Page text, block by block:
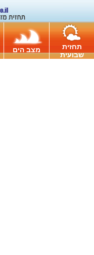
תחזית
שבועית
מצב הים